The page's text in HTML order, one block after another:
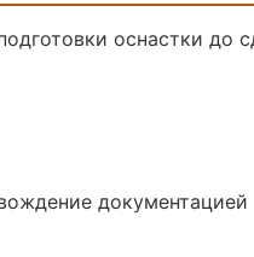
оснастки до
документацией